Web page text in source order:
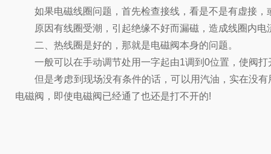
如果电磁线圈问题，首先检查接线，看是不是有虚接，
原因有线圈受潮，引起绝缘不好而漏磁，造成线圈内电
二、热线圈是好的，那就是电磁阀本身的问题。
一般可以在手动调节处用一字起由1调到0位置，使阀打
但是考虑到现场没有条件的话，可以用汽油，实在没有
电磁阀，即使电磁阀已经通了也还是打不开的!